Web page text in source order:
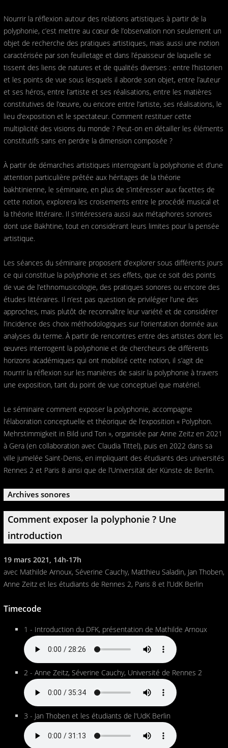
Nourrir la réflexion autour des relations artistiques à partir de la
polyphonie, c’est mettre au cœur de l’observation non seulement un
objet de recherche des pratiques artistiques, mais aussi une notion
caractérisée par son feuilletage et dans l’épaisseur de laquelle se
tissent des liens de natures et de qualités diverses : entre l’historien
et les points de vue sous lesquels il aborde son objet, entre l’auteur
et ses héros, entre l’artiste et ses réalisations, entre les matières
constitutives de l’œuvre, ou encore entre l’artiste, ses réalisations, le
lieu d’exposition et le spectateur. Comment restituer cette
multiplicité des visions du monde ? Peut-on en détailler les éléments
constitutifs sans en perdre la dimension composée ?
À partir de démarches artistiques interrogeant la polyphonie et d’une
attention particulière prêtée aux héritages de la théorie
bakhtinienne, le séminaire, en plus de s’intéresser aux facettes de
cette notion, explorera les croisements entre le procédé musical et
la théorie littéraire. Il s’intéressera aussi aux métaphores sonores
dont use Bakhtine, tout en considérant leurs limites pour la pensée
artistique.
Les séances du séminaire proposent d’explorer sous différents jours
ce qui constitue la polyphonie et ses effets, que ce soit des points
de vue de l’ethnomusicologie, des pratiques sonores ou encore des
études littéraires. Il n’est pas question de privilégier l’une des
approches, mais plutôt de reconnaître leur variété et de considérer
l’incidence des choix méthodologiques sur l’orientation donnée aux
analyses du terme. À partir de rencontres entre des artistes dont les
œuvres interrogent la polyphonie et de chercheurs de différents
horizons académiques qui ont mobilisé cette notion, il s’agit de
nourrir la réflexion sur les manières de saisir la polyphonie à travers
une exposition, tant du point de vue conceptuel que matériel.
Le séminaire comment exposer la polyphonie, accompagne
l’élaboration conceptuelle et théorique de l’exposition « Polyphon.
Mehrstimmigkeit in Bild und Ton », organisée par Anne Zeitz en 2021
à Gera (en collaboration avec Claudia Tittel), puis en 2022 dans sa
ville jumelée Saint-Denis, en impliquant des étudiants des universités
Rennes 2 et Paris 8 ainsi que de l’Universität der Künste de Berlin.
Archives sonores
Comment exposer la polyphonie ? Une
introduction
19 mars 2021, 14h-17h
avec Mathilde Arnoux, Séverine Cauchy, Matthieu Saladin, Jan Thoben,
Anne Zeitz et les étudiants de Rennes 2, Paris 8 et l’UdK Berlin
Timecode
1 - Introduction du DFK, présentation de Mathilde Arnoux
2 - Anne Zeitz, Séverine Cauchy, Université de Rennes 2
3 - Jan Thoben et les étudiants de l'UdK Berlin